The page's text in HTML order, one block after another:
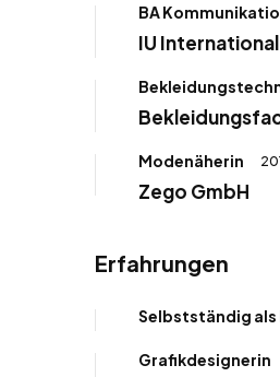
BA
IU
Modenäherin
Zego GmbH
Erfahrungen
Selbstständig
Grafikdesignerin